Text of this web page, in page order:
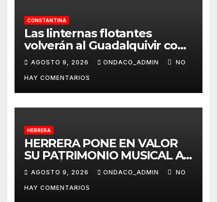
CONSTANTINA
Las linternas flotantes
volverán al Guadalquivir con
la Ceremonia Tōrō Nagashi
de Coria del Río
AGOSTO 9, 2026 ONDACO_ADMIN NO
HAY COMENTARIOS
HERRERA
HERRERA PONE EN VALOR
SU PATRIMONIO MUSICAL A
TRAVÉS DEL PROYECTO
«MUSICALIZA HERRERA»
AGOSTO 9, 2026 ONDACO_ADMIN NO
HAY COMENTARIOS